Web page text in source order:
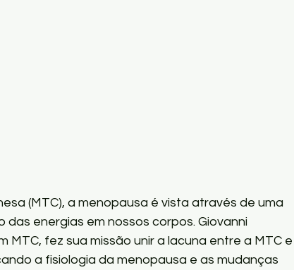
(MTC), a menopausa é vista através de uma
energias em nossos corpos. Giovanni
MTC, fez sua missão unir a lacuna entre a MTC e
a fisiologia da menopausa e as mudanças